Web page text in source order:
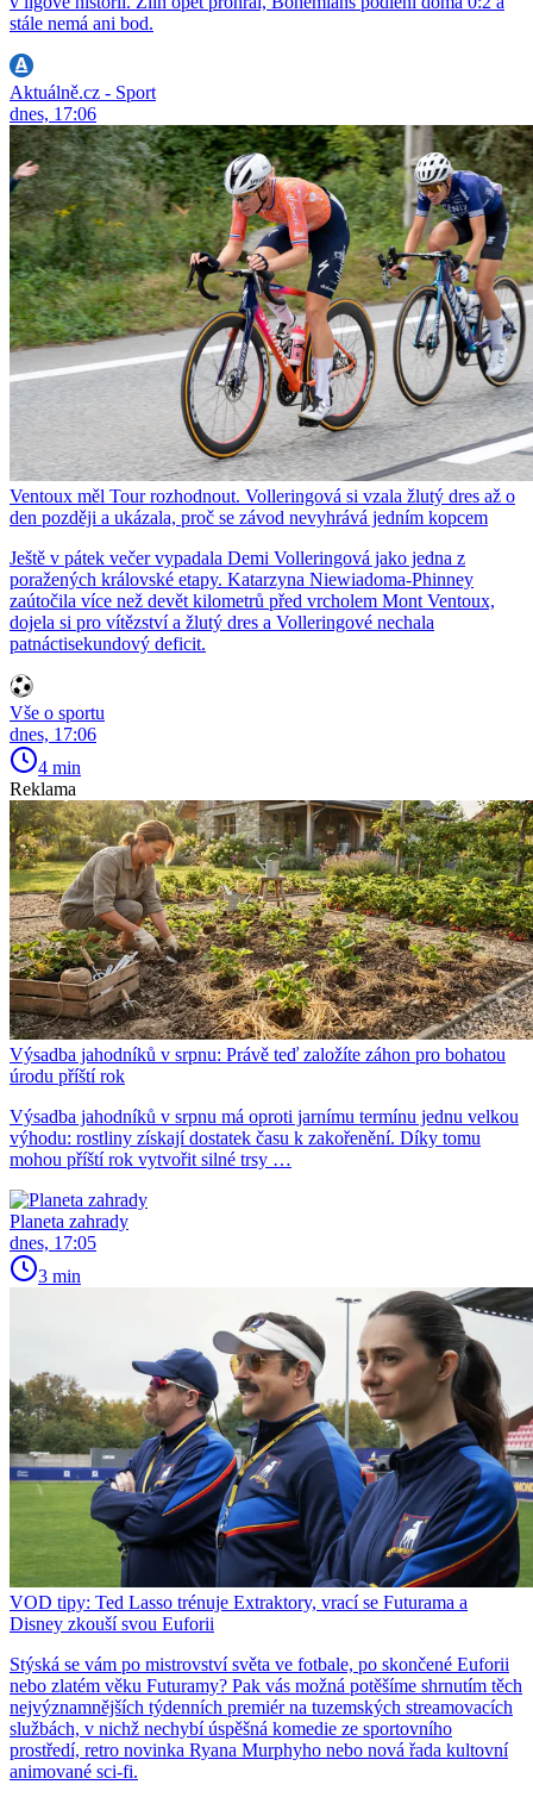
stále nemá ani bod.
Aktuálně.cz - Sport
dnes, 17:06
Ventoux měl Tour rozhodnout. Volleringová si vzala žlutý dres až o
den později a ukázala, proč se závod nevyhrává jedním kopcem
Ještě v pátek večer vypadala Demi Volleringová jako jedna z
poražených královské etapy. Katarzyna Niewiadoma-Phinney
zaútočila více než devět kilometrů před vrcholem Mont Ventoux,
dojela si pro vítězství a žlutý dres a Volleringové nechala
patnáctisekundový deficit.
Vše o sportu
dnes, 17:06
4 min
Reklama
Výsadba jahodníků v srpnu: Právě teď založíte záhon pro bohatou
úrodu příští rok
Výsadba jahodníků v srpnu má oproti jarnímu termínu jednu velkou
výhodu: rostliny získají dostatek času k zakořenění. Díky tomu
mohou příští rok vytvořit silné trsy …
Planeta zahrady
dnes, 17:05
3 min
VOD tipy: Ted Lasso trénuje Extraktory, vrací se Futurama a
Disney zkouší svou Euforii
Stýská se vám po mistrovství světa ve fotbale, po skončené Euforii
nebo zlatém věku Futuramy? Pak vás možná potěšíme shrnutím těch
nejvýznamnějších týdenních premiér na tuzemských streamovacích
službách, v nichž nechybí úspěšná komedie ze sportovního
prostředí, retro novinka Ryana Murphyho nebo nová řada kultovní
animované sci-fi.